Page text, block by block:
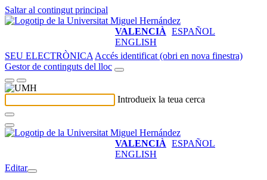
Saltar al contingut principal
VALENCIÀ ESPAÑOL
ENGLISH
SEU ELECTRÒNICA Accés identificat (obri en nova finestra)
Gestor de continguts del lloc
Introdueix la teua cerca
VALENCIÀ ESPAÑOL
ENGLISH
Editar